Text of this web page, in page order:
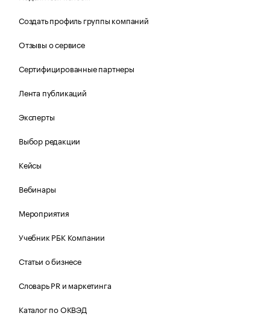
Создать профиль группы компаний
Отзывы о сервисе
Сертифицированные партнеры
Лента публикаций
Эксперты
Выбор редакции
Кейсы
Вебинары
Мероприятия
Учебник РБК Компании
Статьи о бизнесе
Словарь PR и маркетинга
Каталог по ОКВЭД